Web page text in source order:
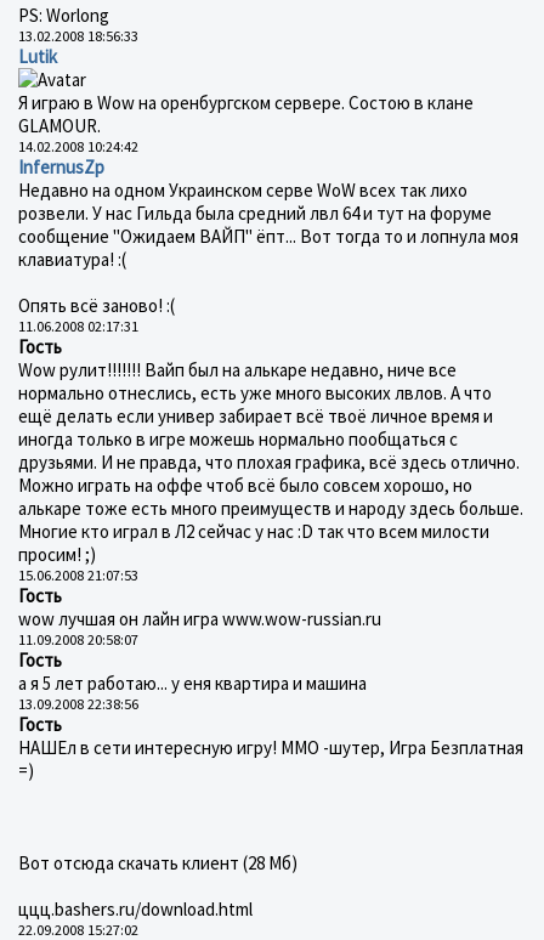
PS: Worlong
13.02.2008 18:56:33
Lutik
Я играю в Wow на оренбургском сервере. Состою в клане
GLAMOUR.
14.02.2008 10:24:42
InfernusZp
Недавно на одном Украинском серве WoW всех так лихо
розвели. У нас Гильда была средний лвл 64 и тут на форуме
сообщение "Ожидаем ВАЙП" ёпт... Вот тогда то и лопнула моя
клавиатура! :(
Опять всё заново! :(
11.06.2008 02:17:31
Гость
Wow рулит!!!!!!! Вайп был на алькаре недавно, ниче все
нормально отнеслись, есть уже много высоких лвлов. А что
ещё делать если универ забирает всё твоё личное время и
иногда только в игре можешь нормально пообщаться с
друзьями. И не правда, что плохая графика, всё здесь отлично.
Можно играть на оффе чтоб всё было совсем хорошо, но
алькаре тоже есть много преимуществ и народу здесь больше.
Многие кто играл в Л2 сейчас у нас :D так что всем милости
просим! ;)
15.06.2008 21:07:53
Гость
wow лучшая он лайн игра www.wow-russian.ru
11.09.2008 20:58:07
Гость
а я 5 лет работаю... у еня квартира и машина
13.09.2008 22:38:56
Гость
НАШЕл в сети интересную игру! ММО -шутер, Игра Безплатная
=)
Вот отсюда скачать клиент (28 Мб)
ццц.bashers.ru/download.html
22.09.2008 15:27:02